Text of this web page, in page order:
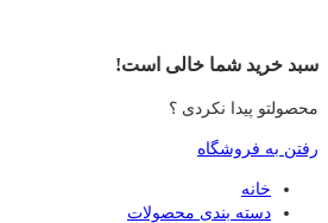
سبد خرید شما خالی است!
محصولتو پیدا نکردی ؟
رفتن به فروشگاه
خانه
دسته بندی محصولات